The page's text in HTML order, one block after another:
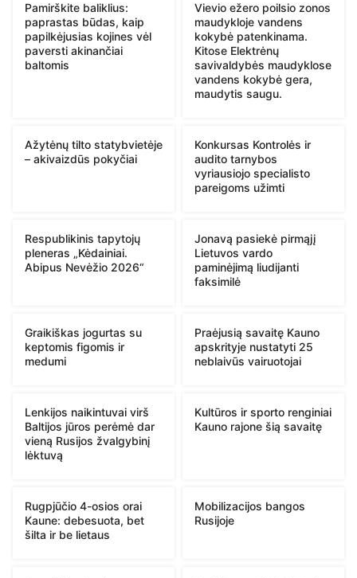
Pamirškite baliklius:
paprastas būdas, kaip
papilkėjusias kojines vėl
paversti akinančiai
baltomis
Vievio ežero poilsio zonos
maudykloje vandens
kokybė patenkinama.
Kitose Elektrėnų
savivaldybės maudyklose
vandens kokybė gera,
maudytis saugu.
Ažytėnų tilto statybvietėje
– akivaizdūs pokyčiai
Konkursas Kontrolės ir
audito tarnybos
vyriausiojo specialisto
pareigoms užimti
Respublikinis tapytojų
pleneras „Kėdainiai.
Abipus Nevėžio 2026“
Jonavą pasiekė pirmąjį
Lietuvos vardo
paminėjimą liudijanti
faksimilė
Graikiškas jogurtas su
keptomis figomis ir
medumi
Praėjusią savaitę Kauno
apskrityje nustatyti 25
neblaivūs vairuotojai
Lenkijos naikintuvai virš
Baltijos jūros perėmė dar
vieną Rusijos žvalgybinį
lėktuvą
Kultūros ir sporto renginiai
Kauno rajone šią savaitę
Rugpjūčio 4-osios orai
Kaune: debesuota, bet
šilta ir be lietaus
Mobilizacijos bangos
Rusijoje